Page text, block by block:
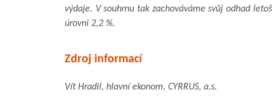
výdaje. V souhrnu tak zachováváme svůj odhad
úrovni 2,2 %.
Zdroj informací
Vít Hradil, hlavní ekonom, CYRRUS, a.s.